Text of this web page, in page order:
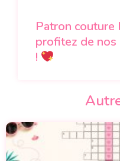
Patron couture
profitez de
!